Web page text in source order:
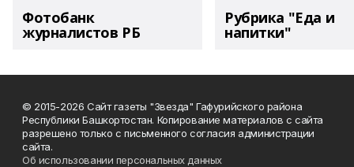
Фотобанк
журналистов РБ
Рубрика "Еда и
напитки"
© 2015-2026 Сайт газеты "Звезда" Гафурийского района
Республики Башкортостан. Копирование материалов с сайта
разрешено только с письменного согласия администрации
сайта.
Об использовании персональных данных